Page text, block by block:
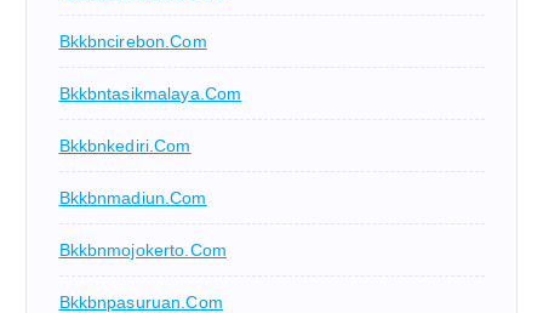
Bkkbncirebon.com
Bkkbntasikmalaya.com
Bkkbnkediri.com
Bkkbnmadiun.com
Bkkbnmojokerto.com
Bkkbnpasuruan.com